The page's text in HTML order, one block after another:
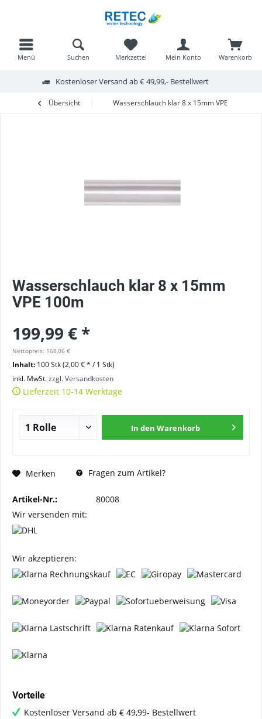
Kostenloser Versand ab € 49,99,- Bestellwert
Menü Warenkorb
Merkzettel Mein Konto
Suchen
Übersicht Wasserschlauch klar 8 x 15mm VPE 100m
Wasserschlauch klar 8 x 15mm
VPE 100m
199,99 € *
Nettopreis: 168,06 €
Inhalt: 100 Stk (2,00 €* / 1 Stk)
inkl. MwSt.zzgl. Versandkosten
Lieferzeit 10-14 Werktage
In den Warenkorb
Merken Fragen zum Artikel?
Artikel-Nr.:
80008
Wir versenden mit:
Wir akzeptieren:
Vorteile
Kostenloser Versand ab € 49,99- Bestellwert